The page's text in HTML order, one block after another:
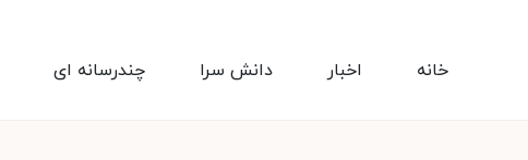
چندرسانه ای دانش سرا اخبار خانه